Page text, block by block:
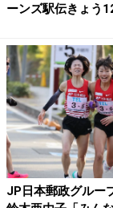
ーンズ駅伝きょう
JP日本郵政グルー